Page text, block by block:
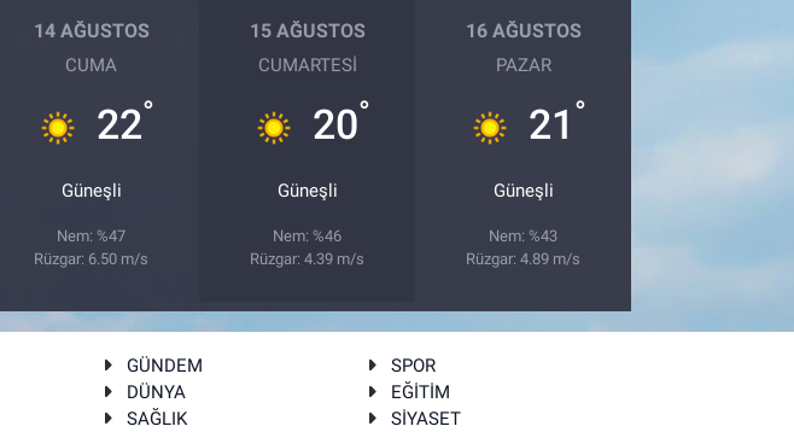
14 AĞUSTOS
CUMA
22°
Güneşli
Nem: %47
Rüzgar: 6.50 m/s
15 AĞUSTOS
CUMARTESI
20°
Güneşli
Nem: %46
Rüzgar: 4.39 m/s
16 AĞUSTOS
PAZAR
21 °
Güneşli
Nem: %43
Rüzgar: 4.89 m/s
GÜNDEM
SPOR
DÜNYA
EĞİTİM
SAĞLIK
SİYASET